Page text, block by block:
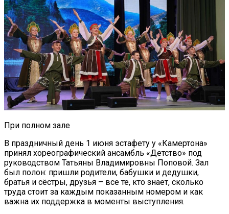
При полном зале
В праздничный день 1 июня эстафету у «Камертона»
принял хореографический ансамбль «Детство» под
руководством Татьяны Владимировны Поповой. Зал
был полон: пришли родители, бабушки и дедушки,
братья и сёстры, друзья – все те, кто знает, сколько
труда стоит за каждым показанным номером и как
важна их поддержка в моменты выступления.